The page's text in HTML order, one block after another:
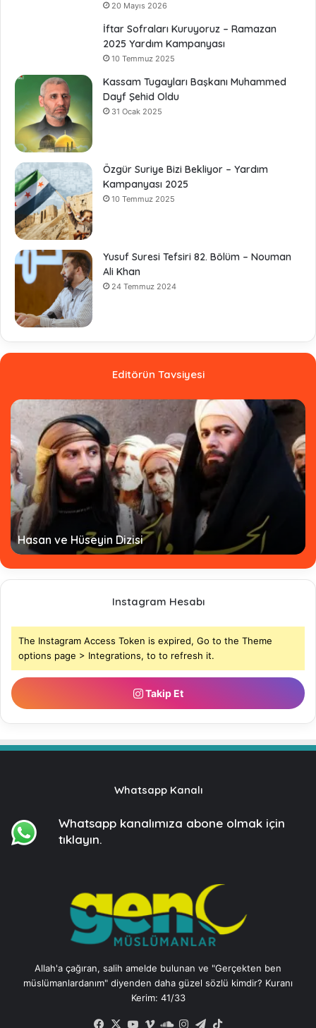
20 Mayıs 2026
İftar Sofraları Kuruyoruz – Ramazan
2025 Yardım Kampanyası
10 Temmuz 2025
Kassam Tugayları Başkanı Muhammed
Dayf Şehid Oldu
31 Ocak 2025
Özgür Suriye Bizi Bekliyor – Yardım
Kampanyası 2025
10 Temmuz 2025
Yusuf Suresi Tefsiri 82. Bölüm – Nouman
Ali Khan
24 Temmuz 2024
Editörün Tavsiyesi
Hasan ve Hüseyin Dizisi
Instagram Hesabı
The Instagram Access Token is expired, Go to the Theme
options page > Integrations, to to refresh it.
Takip Et
Whatsapp Kanalı
Whatsapp kanalımıza abone olmak için
tıklayın.
Allah'a çağıran, salih amelde bulunan ve "Gerçekten ben
müslümanlardanım" diyenden daha güzel sözlü kimdir? Kuranı
Kerim: 41/33
Facebook
X YouTube
VimeoSoundCloud
Instagram
Telegram